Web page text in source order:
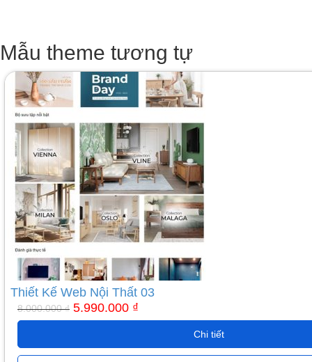
Mẫu theme tương tự
Thiết Kế Web Nội Thất 03
8.000.000₫
Giá
gốc
8.000.000 ₫.
5.990.000 ₫
Giá
hiện
là:
5.990.000 ₫.
Chi tiết